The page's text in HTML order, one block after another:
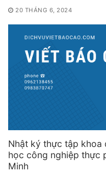
20 THÁNG 6, 2024
Nhật ký thực tập khoa
học công nghiệp thực
Minh